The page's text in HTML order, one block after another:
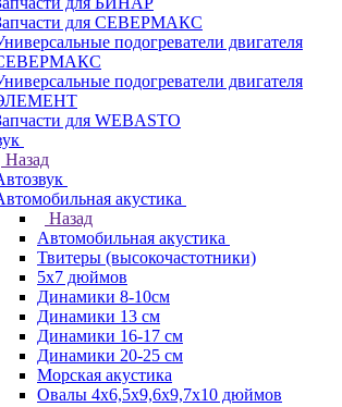
для СЕВЕРМАКС
подогреватели двигателя
подогреватели двигателя
для WEBASTO
Назад
акустика
Назад
Автомобильная акустика
Твитеры (высокочастотники)
5x7 дюймов
Динамики 8-10см
Динамики 13 см
Динамики 16-17 см
Динамики 20-25 см
Морская акустика
Овалы 4х6,5х9,6x9,7х10 дюймов